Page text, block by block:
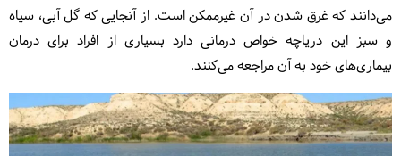
می‌دانند که غرق شدن در آن غیرممکن است. از آنجایی که گل آبی، سیاه
و سبز این دریاچه خواص درمانی دارد بسیاری از افراد برای درمان
بیماری‌های خود به آن مراجعه می‌کنند.